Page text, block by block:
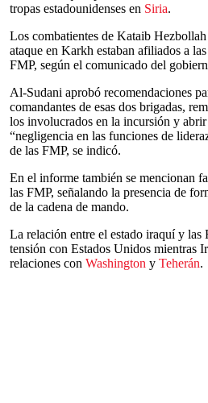
tropas estadounidenses en Siria.
Los combatientes de Kataib
ataque en Karkh estaban afiliados a
FMP, según el comunicado del
Al-Sudani aprobó recomendaciones
comandantes de esas dos brigadas,
los involucrados en la incursión y
“negligencia en las funciones de
de las FMP, se indicó.
En el informe también se mencionan
las FMP, señalando la presencia de
de la cadena de mando.
La relación entre el estado iraquí y las
tensión con Estados Unidos mientras
relaciones con Washington y Teherán.